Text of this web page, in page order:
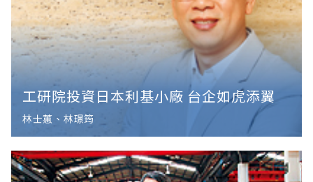
工研院投資日本利基小廠 台企如虎添翼
林士蕙、林璟筠